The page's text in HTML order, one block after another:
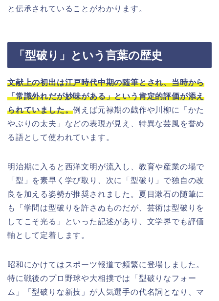
と伝承されていることがわかります。
「型破り」という言葉の歴史
文献上の初出は江戸時代中期の随筆とされ、当時から
「常識外れだが妙味がある」という肯定的評価が添え
られていました。例えば元禄期の戯作や川柳に「かた
やぶりの太夫」などの表現が見え、特異な芸風を誉め
る語として使われています。
明治期に入ると西洋文明が流入し、教育や産業の場で
「型」を素早く学び取り、次に「型破り」で独自の改
良を加える姿勢が推奨されました。夏目漱石の随筆に
も「学問は型破りを許さぬものだが、芸術は型破りを
してこそ光る」といった記述があり、文学界でも評価
軸として定着します。
昭和にかけてはスポーツ報道で頻繁に登場しました。
特に戦後のプロ野球や大相撲では「型破りなフォー
ム」「型破りな新技」が人気選手の代名詞となり、マ